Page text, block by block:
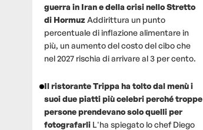
guerra in Iran e della crisi nello Stretto
di HormuzAddirittura un punto
percentuale di inflazione alimentare in
più, un aumento del costo del cibo che
nel 2027 rischia di arrivare al 3 per cento.
Il ristorante Trippa ha tolto dal menù i
suoi due piatti più celebri perché troppe
persone prendevano solo quelli per
fotografarli L'ha spiegato lo chef Diego